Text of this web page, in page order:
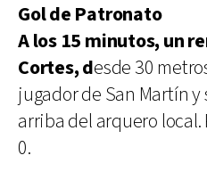
Gol de Patronato
A los 15 minutos, un
Cortes, desde 30
jugador de San Martín
arriba del arquero local.
0.